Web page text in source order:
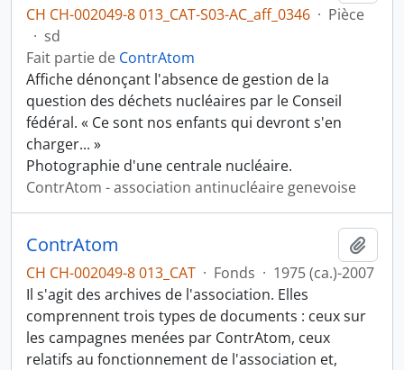
CH CH-002049-8 013_CAT-S03-AC_aff_0346 · Pièce
· sd
Fait partie de ContrAtom
Affiche dénonçant l'absence de gestion de la
question des déchets nucléaires par le Conseil
fédéral. « Ce sont nos enfants qui devront s'en
charger... »
Photographie d'une centrale nucléaire.
ContrAtom - association antinucléaire genevoise
ContrAtom
CH CH-002049-8 013_CAT · Fonds · 1975 (ca.)-2007
Il s'agit des archives de l'association. Elles
comprennent trois types de documents : ceux sur
les campagnes menées par ContrAtom, ceux
relatifs au fonctionnement de l'association et,